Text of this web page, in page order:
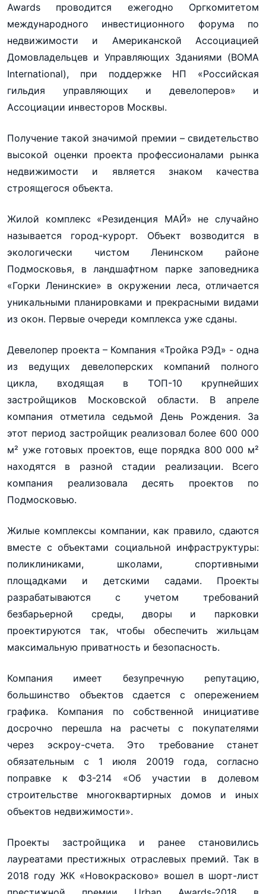
Awards проводится ежегодно Оргкомитетом
международного инвестиционного форума по
недвижимости и Американской Ассоциацией
Домовладельцев и Управляющих Зданиями (BOMA
International), при поддержке НП «Российская
гильдия управляющих и девелоперов» и
Ассоциации инвесторов Москвы.
Получение такой значимой премии – свидетельство
высокой оценки проекта профессионалами рынка
недвижимости и является знаком качества
строящегося объекта.
Жилой комплекс «Резиденция МАЙ» не случайно
называется город-курорт. Объект возводится в
экологически чистом Ленинском районе
Подмосковья, в ландшафтном парке заповедника
«Горки Ленинские» в окружении леса, отличается
уникальными планировками и прекрасными видами
из окон. Первые очереди комплекса уже сданы.
Девелопер проекта – Компания «Тройка РЭД» - одна
из ведущих девелоперских компаний полного
цикла, входящая в ТОП-10 крупнейших
застройщиков Московской области. В апреле
компания отметила седьмой День Рождения. За
этот период застройщик реализовал более 600 000
м² уже готовых проектов, еще порядка 800 000 м²
находятся в разной стадии реализации. Всего
компания реализовала десять проектов по
Подмосковью.
Жилые комплексы компании, как правило, сдаются
вместе с объектами социальной инфраструктуры:
поликлиниками, школами, спортивными
площадками и детскими садами. Проекты
разрабатываются с учетом требований
безбарьерной среды, дворы и парковки
проектируются так, чтобы обеспечить жильцам
максимальную приватность и безопасность.
Компания имеет безупречную репутацию,
большинство объектов сдается с опережением
графика. Компания по собственной инициативе
досрочно перешла на расчеты с покупателями
через эскроу-счета. Это требование станет
обязательным с 1 июля 20019 года, согласно
поправке к ФЗ-214 «Об участии в долевом
строительстве многоквартирных домов и иных
объектов недвижимости».
Проекты застройщика и ранее становились
лауреатами престижных отраслевых премий. Так в
2018 году ЖК «Новокрасково» вошел в шорт-лист